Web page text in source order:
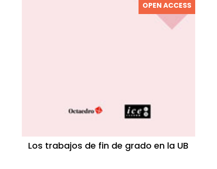
OPEN ACCESS
Los trabajos de fin de grado en la UB